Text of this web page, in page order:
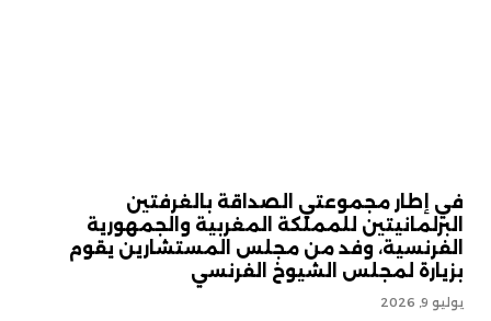
في إطار مجموعتي الصداقة بالغرفتين
البرلمانيتين للمملكة المغربية والجمهورية
الفرنسية، وفد من مجلس المستشارين يقوم
بزيارة لمجلس الشيوخ الفرنسي
يوليو 9, 2026